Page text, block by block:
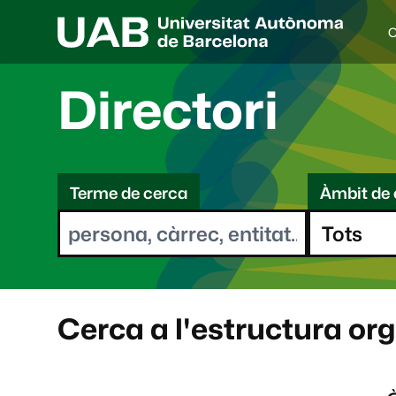
I
d
i
a
e
l
e
o
t
Directori
C
eTerme de cerca Àmbit de
Cerca a l'estructura